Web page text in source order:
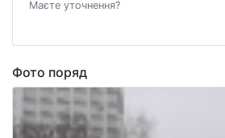
Маєте уточнення?
Фото поряд